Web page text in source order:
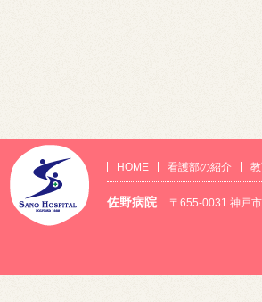
HOME 看護部の紹介
佐野病院 〒655-0031 神戸